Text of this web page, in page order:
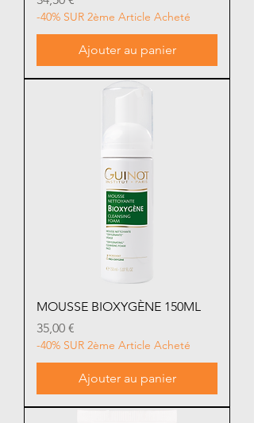
-40% SUR 2ème Article Acheté
Ajouter au panier
MOUSSE BIOXYGÈNE 150ML
Prix
35,00 €
-40% SUR 2ème Article Acheté
Ajouter au panier